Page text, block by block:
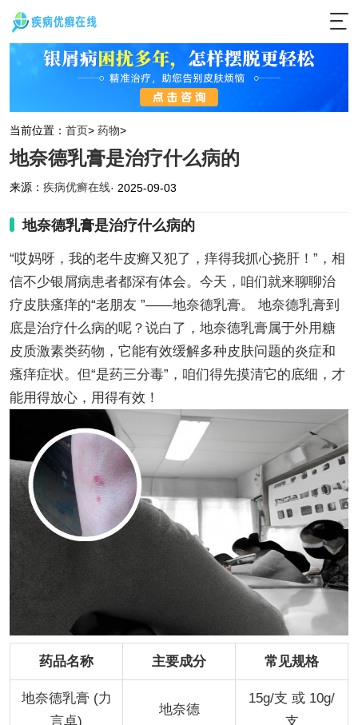
当前位置： 首页> 药物>
地奈德乳膏是治疗什么病的
来源： 疾病优癣在线· 2025-09-03
地奈德乳膏是治疗什么病的
“哎妈呀，我的老牛皮癣又犯了，痒得我抓心挠肝！”，相
信不少银屑病患者都深有体会。今天，咱们就来聊聊治
疗皮肤瘙痒的“老朋友 ”——地奈德乳膏。 地奈德乳膏到
底是治疗什么病的呢？说白了，地奈德乳膏属于外用糖
皮质激素类药物，它能有效缓解多种皮肤问题的炎症和
瘙痒症状。但“是药三分毒”，咱们得先摸清它的底细，才
能用得放心，用得有效！
药品名称 主要成分 常见规格
地奈德乳膏 (力
言卓)
地奈德
15g/支 或 10g/
支